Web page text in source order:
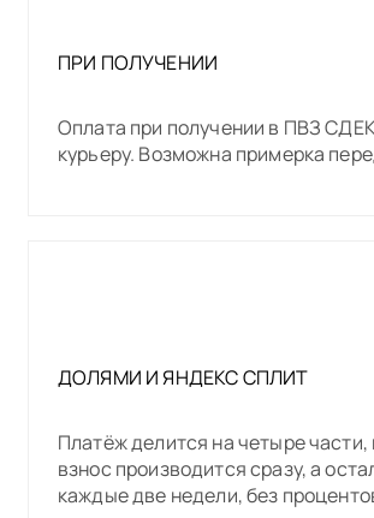
ПРИ ПОЛУЧЕНИИ
Оплата при получении в ПВЗ
курьеру. Возможна примерка
ДОЛЯМИ И ЯНДЕКС СПЛИТ
Платёж делится на четыре
взнос производится сразу, а
каждые две недели, без